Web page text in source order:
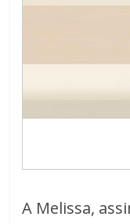
A Melissa,